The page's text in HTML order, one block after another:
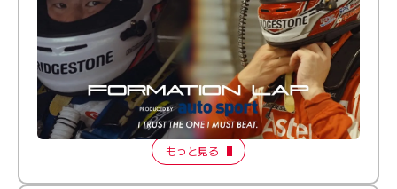
倒す相手を、信じてる。小林利徠斗 × 野村勇斗
【FORMATION LAP Produced by auto sport】
2026 Episode 2
もっと見る